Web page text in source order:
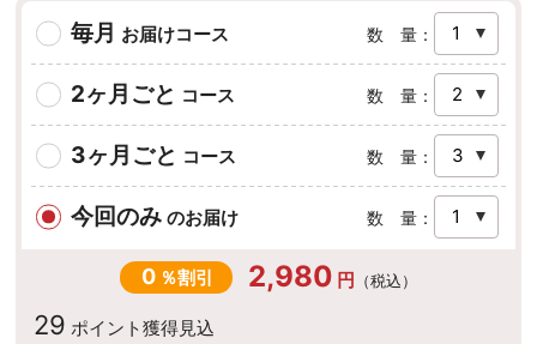
毎月 お届けコース 数 量：
2ヶ月ごと コース 数 量：
3ヶ月ごと コース 数 量：
今回のみ のお届け 数 量：
0 ％割引 2,980 円 （税込）
29 ポイント獲得見込